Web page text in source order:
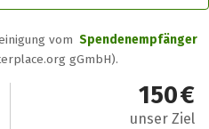
vom Spendenempfänger
gGmbH).
150 €
unser Ziel